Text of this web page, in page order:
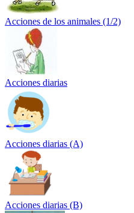
Acciones de los animales (1/2)
Acciones diarias
Acciones diarias (A)
Acciones diarias (B)